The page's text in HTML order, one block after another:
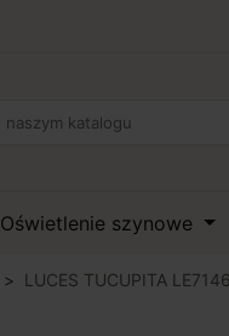
Oświetlenie szynowe
LUCES TUCUPITA